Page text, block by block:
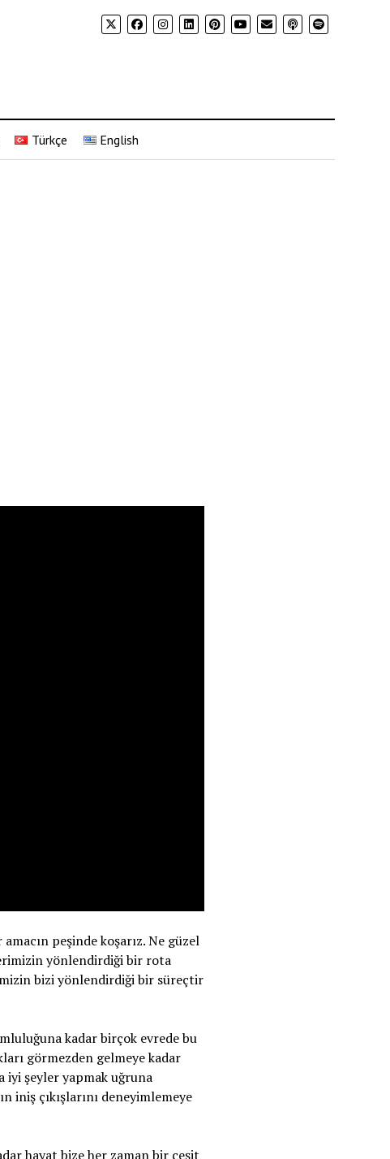
Türkçe English
peşinde koşarız. Ne güzel
yönlendirdiği bir rota
bizi yönlendirdiği bir süreçtir
kadar birçok evrede bu
görmezden gelmeye kadar
iyi şeyler yapmak uğruna
iniş çıkışlarını deneyimlemeye
hayat bize her zaman bir çeşit